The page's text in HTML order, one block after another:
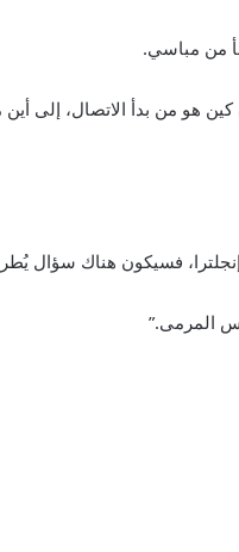
هو من بدأ الاتصال، إلى
المرمى.”